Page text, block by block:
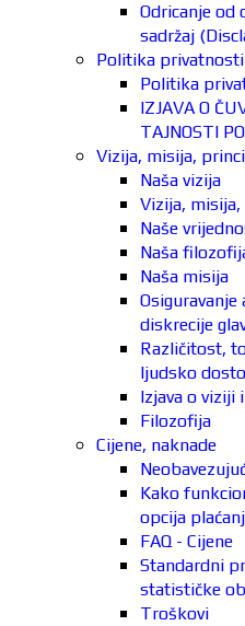
Odricanje od
sadržaj
Politika privatnosti
Politika
IZJAVA O
TAJNOSTI
Vizija, misija,
Naša vizija
Vizija,
Naše
Naša
Naša misija
diskrecije
Različitost,
ljudsko
Izjava o viziji
Filozofija
Cijene, naknade
Kako
opcija
FAQ - Cijene
Standardni
statističke
Troškovi